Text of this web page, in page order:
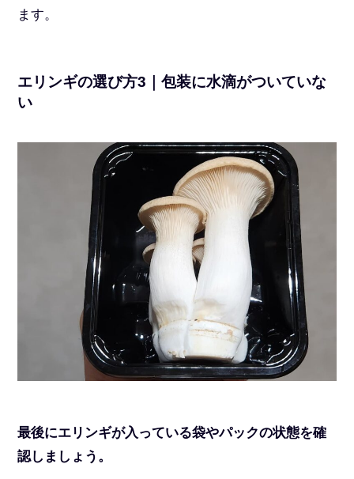
ます。
エリンギの選び方3｜包装に水滴がついていな
い
最後にエリンギが入っている袋やパックの状態を確
認しましょう。